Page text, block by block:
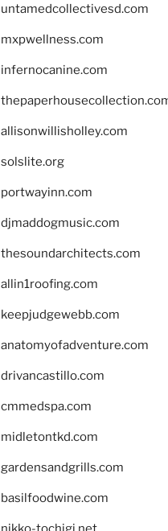
untamedcollectivesd.com
mxpwellness.com
infernocanine.com
allisonwillisholley.com
solslite.org
portwayinn.com
djmaddogmusic.com
thesoundarchitects.com
allin1roofing.com
keepjudgewebb.com
anatomyofadventure.com
drivancastillo.com
cmmedspa.com
midletontkd.com
gardensandgrills.com
basilfoodwine.com